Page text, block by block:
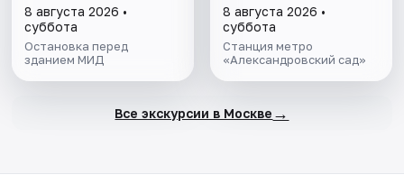
8 августа 2026 •
суббота
Остановка перед
зданием МИД
8 августа 2026 •
суббота
Станция метро
«Александровский сад»
Все экскурсии в Москве →